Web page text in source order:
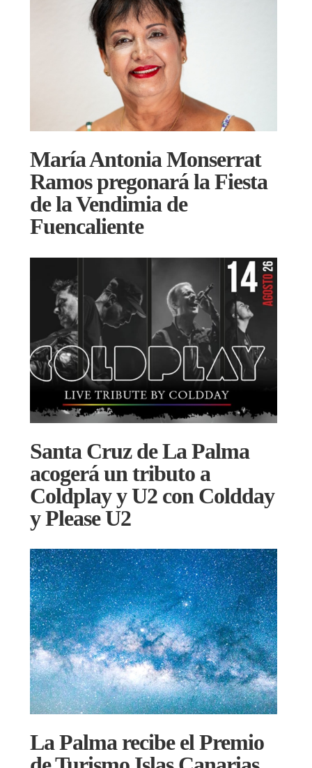
María Antonia Monserrat
Ramos pregonará la Fiesta
de la Vendimia de
Fuencaliente
Santa Cruz de La Palma
acogerá un tributo a
Coldplay y U2 con Coldday
y Please U2
La Palma recibe el Premio